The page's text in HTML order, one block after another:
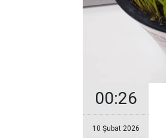
00:26
10 Şubat 2026